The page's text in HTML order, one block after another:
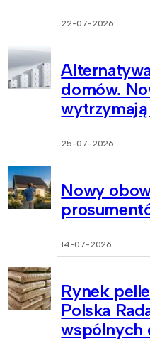
22-07-2026
domów.
25-07-2026
Nowy
14-07-2026
Rynek
Polska
wspólnych